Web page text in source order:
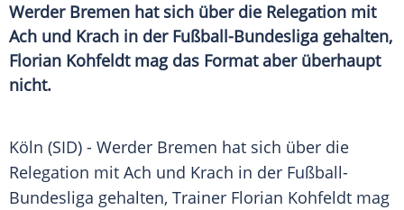
Werder Bremen hat sich über die Relegation mit
Ach und Krach in der Fußball-Bundesliga gehalten,
Florian Kohfeldt mag das Format aber überhaupt
nicht.
Köln (SID) - Werder Bremen hat sich über die
Relegation mit Ach und Krach in der Fußball-
Bundesliga gehalten, Trainer Florian Kohfeldt mag